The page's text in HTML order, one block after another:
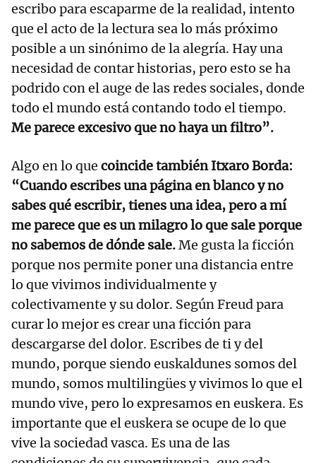
escribo para escaparme de la realidad, intento
que el acto de la lectura sea lo más próximo
posible a un sinónimo de la alegría. Hay una
necesidad de contar historias, pero esto se ha
podrido con el auge de las redes sociales, donde
todo el mundo está contando todo el tiempo.
Me parece excesivo que no haya un filtro”.
Algo en lo que coincide también Itxaro Borda:
“Cuando escribes una página en blanco y no
sabes qué escribir, tienes una idea, pero a mí
me parece que es un milagro lo que sale porque
no sabemos de dónde sale.Me gusta la ficción
porque nos permite poner una distancia entre
lo que vivimos individualmente y
colectivamente y su dolor. Según Freud para
curar lo mejor es crear una ficción para
descargarse del dolor. Escribes de ti y del
mundo, porque siendo euskaldunes somos del
mundo, somos multilingües y vivimos lo que el
mundo vive, pero lo expresamos en euskera. Es
importante que el euskera se ocupe de lo que
vive la sociedad vasca. Es una de las